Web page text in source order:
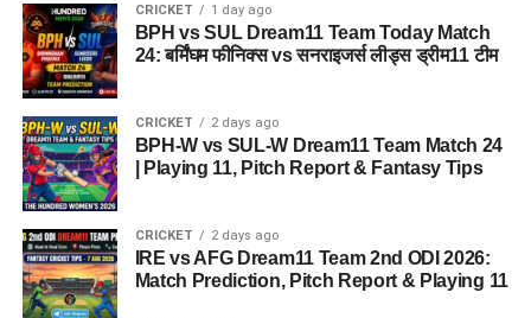
भी मदद मिलने की उम्मीद है।
CRICKET 1 day ago
BPH vs SUL Dream11 Team Today Match
24: बर्मिंघम फीनिक्स vs सनराइजर्स लीड्स ड्रीम11 टीम
CRICKET 2 days ago
BPH-W vs SUL-W Dream11 Team Match 24
| Playing 11, Pitch Report & Fantasy Tips
CRICKET 2 days ago
IRE vs AFG Dream11 Team 2nd ODI 2026:
Match Prediction, Pitch Report & Playing 11